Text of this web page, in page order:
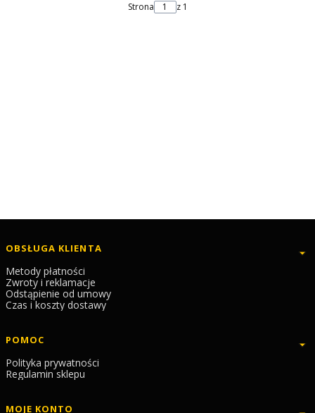
Strona z 1
Linki w stopce
OBSŁUGA KLIENTA
Metody płatności
Zwroty i reklamacje
Odstąpienie od umowy
Czas i koszty dostawy
POMOC
Polityka prywatności
Regulamin sklepu
MOJE KONTO